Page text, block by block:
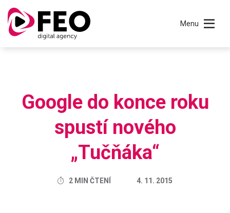
Menu
Google do konce roku
spustí nového
„Tučňáka“
2 MIN ČTENÍ 4. 11. 2015